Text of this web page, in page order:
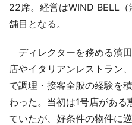
22席。経営はWIND BELL
舗目となる。
ディレクターを務める濱
店やイタリアンレストラン
で調理・接客全般の経験を
わった。当初は1号店があ
ていたが、好条件の物件に